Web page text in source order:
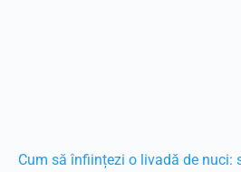
Cum să înființezi o livadă de nuci: